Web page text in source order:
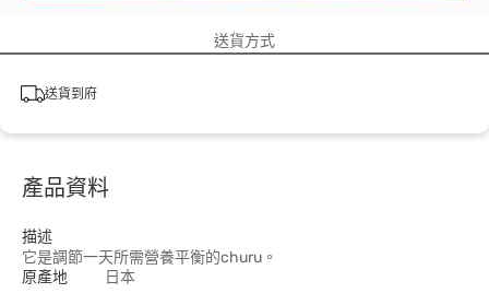
送貨方式
送貨到府
產品資料
描述
它是調節一天所需營養平衡的churu。
原產地
日本